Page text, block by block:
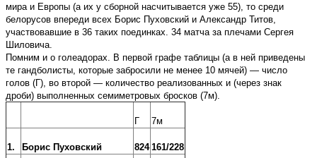
мира и Европы (а их у сборной насчитывается уже 55), то среди
белорусов впереди всех Борис Пуховский и Александр Титов,
участвовавшие в 36 таких поединках. 34 матча за плечами Сергея
Шиловича.
Помним и о голеадорах. В первой графе таблицы (а в ней приведены
те гандболисты, которые забросили не менее 10 мячей) — число
голов (Г), во второй — количество реализованных и (через знак
дроби) выполненных семиметровых бросков (7м).
Г 7м
1. Борис Пуховский 824 161/228